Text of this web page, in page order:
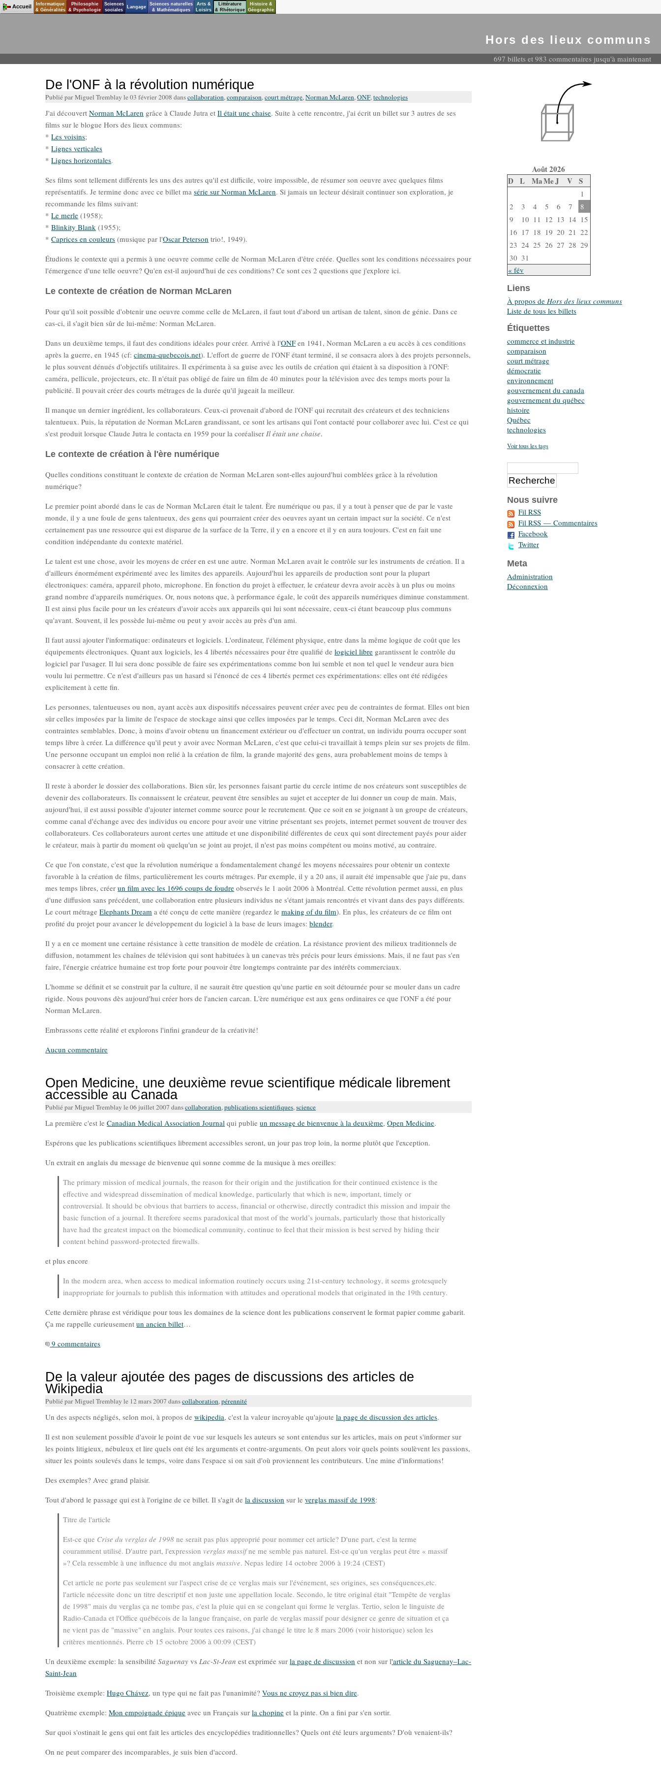
Hors des lieux communs
697 billets et 983 commentaires jusqu'à maintenant
De l'ONF à la révolution numérique
Publié par Miguel Tremblay le 03 février 2008 danscollaboration,comparaison,court métrage,Norman McLaren,ONF,technologies
J'ai découvertNorman McLaren grâce à Claude Jutra etIl était une chaise. Suite à cette rencontre, j'ai écrit un billet sur 3 autres de ses
films sur le blogue Hors des lieux communs:
*Les voisins;
*Lignes verticales
*Lignes horizontales.
Ses films sont tellement différents les uns des autres qu'il est difficile, voire impossible, de résumer son oeuvre avec quelques films
représentatifs. Je termine donc avec ce billet masérie sur Norman McLaren. Si jamais un lecteur désirait continuer son exploration, je
recommande les films suivant:
*Le merle (1958);
*Blinkity Blank (1955);
*Caprices en couleurs (musique par l'Oscar Peterson trio!, 1949).
Étudions le contexte qui a permis à une oeuvre comme celle de Norman McLaren d'être créée. Quelles sont les conditions nécessaires pour
l'émergence d'une telle oeuvre? Qu'en est-il aujourd'hui de ces conditions? Ce sont ces 2 questions que j'explore ici.
Le contexte de création de Norman McLaren
Pour qu'il soit possible d'obtenir une oeuvre comme celle de McLaren, il faut tout d'abord un artisan de talent, sinon de génie. Dans ce
cas-ci, il s'agit bien sûr de lui-même: Norman McLaren.
Dans un deuxième temps, il faut des conditions idéales pour créer. Arrivé à l'ONFen 1941, Norman McLaren a eu accès à ces conditions
après la guerre, en 1945 (cf:cinema-quebecois.net). L'effort de guerre de l'ONF étant terminé, il se consacra alors à des projets personnels,
le plus souvent dénués d'objectifs utilitaires. Il expérimenta à sa guise avec les outils de création qui étaient à sa disposition à l'ONF:
caméra, pellicule, projecteurs, etc. Il n'était pas obligé de faire un film de 40 minutes pour la télévision avec des temps morts pour la
publicité. Il pouvait créer des courts métrages de la durée qu'il jugeait la meilleur.
Il manque un dernier ingrédient, les collaborateurs. Ceux-ci provenait d'abord de l'ONF qui recrutait des créateurs et des techniciens
talentueux. Puis, la réputation de Norman McLaren grandissant, ce sont les artisans qui l'ont contacté pour collaborer avec lui. C'est ce qui
s'est produit lorsque Claude Jutra le contacta en 1959 pour la coréaliserIl était une chaise.
Le contexte de création à l'ère numérique
Quelles conditions constituant le contexte de création de Norman McLaren sont-elles aujourd'hui comblées grâce à la révolution
numérique?
Le premier point abordé dans le cas de Norman McLaren était le talent. Ère numérique ou pas, il y a tout à penser que de par le vaste
monde, il y a une foule de gens talentueux, des gens qui pourraient créer des oeuvres ayant un certain impact sur la société. Ce n'est
certainement pas une ressource qui est disparue de la surface de la Terre, il y en a encore et il y en aura toujours. C'est en fait une
condition indépendante du contexte matériel.
Le talent est une chose, avoir les moyens de créer en est une autre. Norman McLaren avait le contrôle sur les instruments de création. Il a
d'ailleurs énormément expérimenté avec les limites des appareils. Aujourd'hui les appareils de production sont pour la plupart
électroniques: caméra, appareil photo, microphone. En fonction du projet à effectuer, le créateur devra avoir accès à un plus ou moins
grand nombre d'appareils numériques. Or, nous notons que, à performance égale, le coût des appareils numériques diminue constamment.
Il est ainsi plus facile pour un les créateurs d'avoir accès aux appareils qui lui sont nécessaire, ceux-ci étant beaucoup plus communs
qu'avant. Souvent, il les possède lui-même ou peut y avoir accès au près d'un ami.
Il faut aussi ajouter l'informatique: ordinateurs et logiciels. L'ordinateur, l'élément physique, entre dans la même logique de coût que les
équipements électroniques. Quant aux logiciels, les 4 libertés nécessaires pour être qualifié delogiciel libre garantissent le contrôle du
logiciel par l'usager. Il lui sera donc possible de faire ses expérimentations comme bon lui semble et non tel quel le vendeur aura bien
voulu lui permettre. Ce n'est d'ailleurs pas un hasard si l'énoncé de ces 4 libertés permet ces expérimentations: elles ont été rédigées
explicitement à cette fin.
Les personnes, talentueuses ou non, ayant accès aux dispositifs nécessaires peuvent créer avec peu de contraintes de format. Elles ont bien
sûr celles imposées par la limite de l'espace de stockage ainsi que celles imposées par le temps. Ceci dit, Norman McLaren avec des
contraintes semblables. Donc, à moins d'avoir obtenu un financement extérieur ou d'effectuer un contrat, un individu pourra occuper sont
temps libre à créer. La différence qu'il peut y avoir avec Norman McLaren, c'est que celui-ci travaillait à temps plein sur ses projets de film.
Une personne occupant un emploi non relié à la création de film, la grande majorité des gens, aura probablement moins de temps à
consacrer à cette création.
Il reste à aborder le dossier des collaborations. Bien sûr, les personnes faisant partie du cercle intime de nos créateurs sont susceptibles de
devenir des collaborateurs. Ils connaissent le créateur, peuvent être sensibles au sujet et accepter de lui donner un coup de main. Mais,
aujourd'hui, il est aussi possible d'ajouter internet comme source pour le recrutement. Que ce soit en se joignant à un groupe de créateurs,
comme canal d'échange avec des individus ou encore pour avoir une vitrine présentant ses projets, internet permet souvent de trouver des
collaborateurs. Ces collaborateurs auront certes une attitude et une disponibilité différentes de ceux qui sont directement payés pour aider
le créateur, mais à partir du moment où quelqu'un se joint au projet, il n'est pas moins compétent ou moins motivé, au contraire.
Ce que l'on constate, c'est que la révolution numérique a fondamentalement changé les moyens nécessaires pour obtenir un contexte
favorable à la création de films, particulièrement les courts métrages. Par exemple, il y a 20 ans, il aurait été impensable que j'aie pu, dans
mes temps libres, créerun film avec les 1696 coups de foudre observés le 1 août 2006 à Montréal. Cette révolution permet aussi, en plus
d'une diffusion sans précédent, une collaboration entre plusieurs individus ne s'étant jamais rencontrés et vivant dans des pays différents.
Le court métrageElephants Dream a été conçu de cette manière (regardez lemaking of du film). En plus, les créateurs de ce film ont
profité du projet pour avancer le développement du logiciel à la base de leurs images:blender.
Il y a en ce moment une certaine résistance à cette transition de modèle de création. La résistance provient des milieux traditionnels de
diffusion, notamment les chaînes de télévision qui sont habituées à un canevas très précis pour leurs émissions. Mais, il ne faut pas s'en
faire, l'énergie créatrice humaine est trop forte pour pouvoir être longtemps contrainte par des intérêts commerciaux.
L'homme se définit et se construit par la culture, il ne saurait être question qu'une partie en soit détournée pour se mouler dans un cadre
rigide. Nous pouvons dès aujourd'hui créer hors de l'ancien carcan. L'ère numérique est aux gens ordinaires ce que l'ONF a été pour
Norman McLaren.
Embrassons cette réalité et explorons l'infini grandeur de la créativité!
Aucun commentaire
Open Medicine, une deuxième revue scientifique médicale librement
accessible au Canada
Publié par Miguel Tremblay le 06 juillet 2007 danscollaboration,publications scientifiques,science
La première c'est leCanadian Medical Association Journal qui publieun message de bienvenue à la deuxième,Open Medicine.
Espérons que les publications scientifiques librement accessibles seront, un jour pas trop loin, la norme plutôt que l'exception.
Un extrait en anglais du message de bienvenue qui sonne comme de la musique à mes oreilles:
The primary mission of medical journals, the reason for their origin and the justification for their continued existence is the
effective and widespread dissemination of medical knowledge, particularly that which is new, important, timely or
controversial. It should be obvious that barriers to access, financial or otherwise, directly contradict this mission and impair the
basic function of a journal. It therefore seems paradoxical that most of the world’s journals, particularly those that historically
have had the greatest impact on the biomedical community, continue to feel that their mission is best served by hiding their
content behind password-protected firewalls.
et plus encore
In the modern area, when access to medical information routinely occurs using 21st-century technology, it seems grotesquely
inappropriate for journals to publish this information with attitudes and operational models that originated in the 19th century.
Cette dernière phrase est véridique pour tous les domaines de la science dont les publications conservent le format papier comme gabarit.
Ça me rappelle curieusementun ancien billet…
9 commentaires
De la valeur ajoutée des pages de discussions des articles de
Wikipedia
Publié par Miguel Tremblay le 12 mars 2007 danscollaboration,pérennité
Un des aspects négligés, selon moi, à propos dewikipedia, c'est la valeur incroyable qu'ajoutela page de discussion des articles.
Il est non seulement possible d'avoir le point de vue sur lesquels les auteurs se sont entendus sur les articles, mais on peut s'informer sur
les points litigieux, nébuleux et lire quels ont été les arguments et contre-arguments. On peut alors voir quels points soulèvent les passions,
situer les points soulevés dans le temps, voire dans l'espace si on sait d'où proviennent les contributeurs. Une mine d'informations!
Des exemples? Avec grand plaisir.
Tout d'abord le passage qui est à l'origine de ce billet. Il s'agit dela discussion sur leverglas massif de 1998:
Titre de l'article
Est-ce que Crise du verglas de 1998 ne serait pas plus approprié pour nommer cet article? D'une part, c'est la terme
couramment utilisé. D'autre part, l'expression verglas massifne me semble pas naturel. Est-ce qu'un verglas peut être « massif
»? Cela ressemble à une influence du mot anglaismassive. Nepas ledire 14 octobre 2006 à 19:24 (CEST)
Cet article ne porte pas seulement sur l'aspect crise de ce verglas mais sur l'événement, ses origines, ses conséquences,etc.
l'article nécessite donc un titre descriptif et non juste une appellation locale. Secondo, le titre original était "Tempête de verglas
de 1998" mais du verglas ça ne tombe pas, c'est la pluie qui en se congelant qui forme le verglas. Tertio, selon le linguiste de
Radio-Canada et l'Office québécois de la langue française, on parle de verglas massif pour désigner ce genre de situation et ça
ne vient pas de "massive" en anglais. Pour toutes ces raisons, j'ai changé le titre le 8 mars 2006 (voir historique) selon les
critères mentionnés. Pierre cb 15 octobre 2006 à 00:09 (CEST)
Un deuxième exemple: la sensibilitéSaguenay vsLac-St-Jean est exprimée surla page de discussion et non sur l'article du Saguenay–Lac-
Saint-Jean
Troisième exemple:Hugo Chávez, un type qui ne fait pas l'unanimité?Vous ne croyez pas si bien dire.
Quatrième exemple:Mon empoignade épique avec un Français surla chopine et la pinte. On a fini par s'en sortir.
Sur quoi s'ostinait le gens qui ont fait les articles des encyclopédies traditionnelles? Quels ont été leurs arguments? D'où venaient-ils?
On ne peut comparer des incomparables, je suis bien d'accord.
Août 2026
D L MaMeJ V S
« fév
1
2
3 4 5 6 7
8
9
10 11 12 13 14 15
16 17 18 19 20 21 22
23 24 25 26 27 28 29
30 31
Liens
À propos de Hors des lieux communs
Liste de tous les billets
Étiquettes
commerce et industrie
comparaison
court métrage
démocratie
environnement
gouvernement du canada
gouvernement du québec
histoire
Québec
technologies
Voir tous les tags
Nous suivre
Fil RSS
Fil RSS — Commentaires
Facebook
Twitter
Meta
Administration
Déconnexion
Accueil
Informatique
& Généralités
Philosophie
& Psychologie
Sciences
sociales
Langage
Sciences naturelles
& Mathématiques
Arts &
Loisirs
Littérature
& Rhétorique
Histoire &
Géographie